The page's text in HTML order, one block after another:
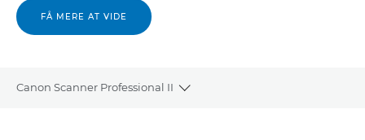
FÅ MERE AT VIDE
Canon Scanner Professional II
Toggle breadcrumbs